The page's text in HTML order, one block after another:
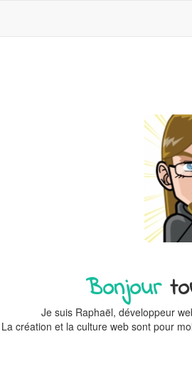
Bonjour
Je suis Raphaël, développeur
La création et la culture web sont pour